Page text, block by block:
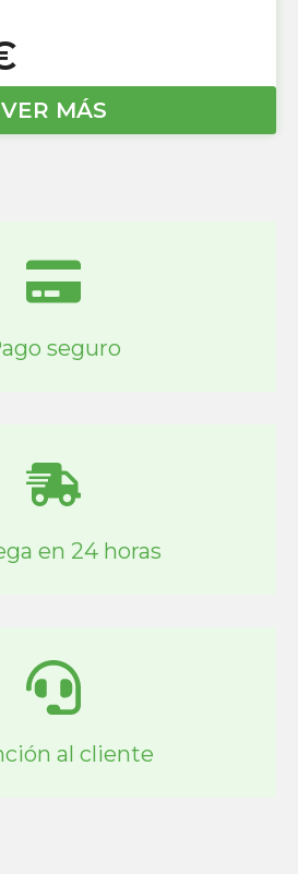
VER MÁS
seguro
en 24 horas
al cliente